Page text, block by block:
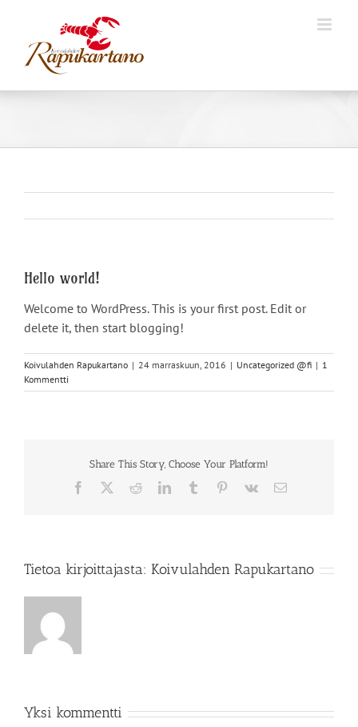
content
Hello world!
Welcome to WordPress. This is your first post. Edit or
delete it, then start blogging!
Koivulahden Rapukartano | 24 marraskuun, 2016 | Uncategorized @fi | 1
Kommentti
Share This Story, Choose Your Platform!
Facebook RedditLinkedInTumblr Pinterest
Vk Sähköposti
Tietoa kirjoittajasta: Koivulahden Rapukartano
Yksi kommentti